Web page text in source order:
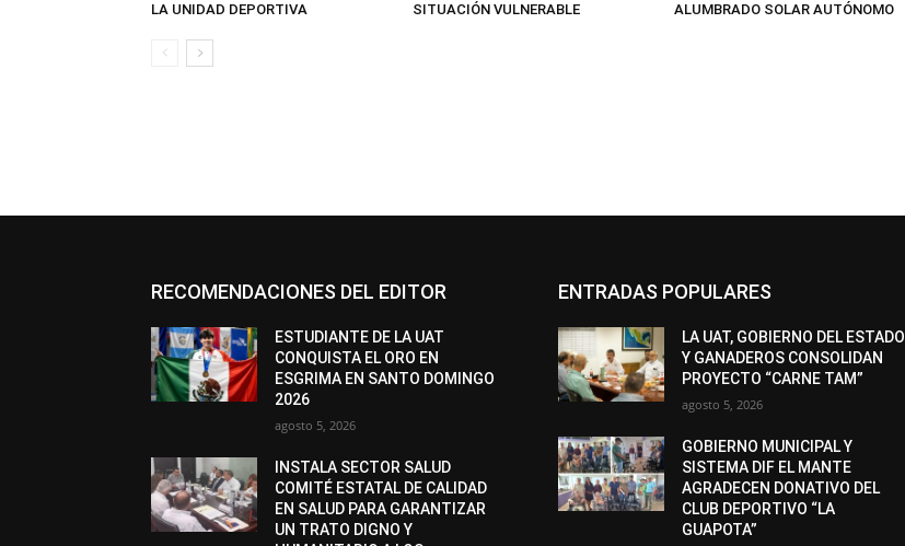
LA UNIDAD DEPORTIVA
SITUACIÓN VULNERABLE
ALUMBRADO SOLAR AUTÓNOMO
RECOMENDACIONES DEL EDITOR
ESTUDIANTE DE LA UAT
CONQUISTA EL ORO EN
ESGRIMA EN SANTO DOMINGO
2026
agosto 5, 2026
INSTALA SECTOR SALUD
COMITÉ ESTATAL DE CALIDAD
EN SALUD PARA GARANTIZAR
UN TRATO DIGNO Y
ENTRADAS POPULARES
LA UAT, GOBIERNO DEL ESTADO
Y GANADEROS CONSOLIDAN
PROYECTO “CARNE TAM”
agosto 5, 2026
GOBIERNO MUNICIPAL Y
SISTEMA DIF EL MANTE
AGRADECEN DONATIVO DEL
CLUB DEPORTIVO “LA
GUAPOTA”